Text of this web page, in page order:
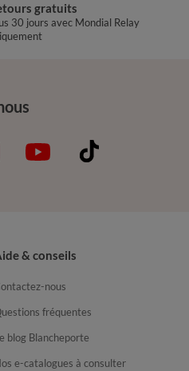
gratuits
30 jours avec Mondial Relay
& conseils
nous
fréquentes
blog Blancheporte
e-catalogues à consulter